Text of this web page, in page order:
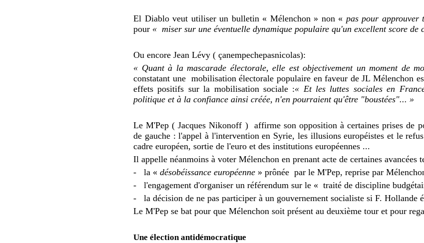
El Diablo veut utiliser un bulletin « Mélenchon » non « pas pour approuver
pour « miser sur une éventuelle dynamique populaire qu'un excellent score de
Ou encore Jean Lévy ( çanempechepasnicolas):
« Quant à la mascarade électorale, elle est objectivement un moment de
constatant une mobilisation électorale populaire en faveur de JL Mélenchon
effets positifs sur la mobilisation sociale :« Et les luttes sociales en
politique et à la confiance ainsi créée, n'en pourraient qu'être "boustées"... »
Le M'Pep ( Jacques Nikonoff )
affirme son opposition à certaines prises de
de gauche : l'appel à l'intervention en Syrie, les illusions européistes et le
cadre européen, sortie de l'euro et des institutions européennes ...
Il appelle néanmoins à voter Mélenchon en prenant acte de certaines avancées
-
la «désobéissance européenne » prônée par le M'Pep, reprise par
-
l'engagement d'organiser un référendum sur le « traité de discipline
-
la décision de ne pas participer à un gouvernement socialiste si F. Hollande
Le M'Pep se bat pour que Mélenchon soit présent au deuxième tour et pour
Une élection antidémocratique